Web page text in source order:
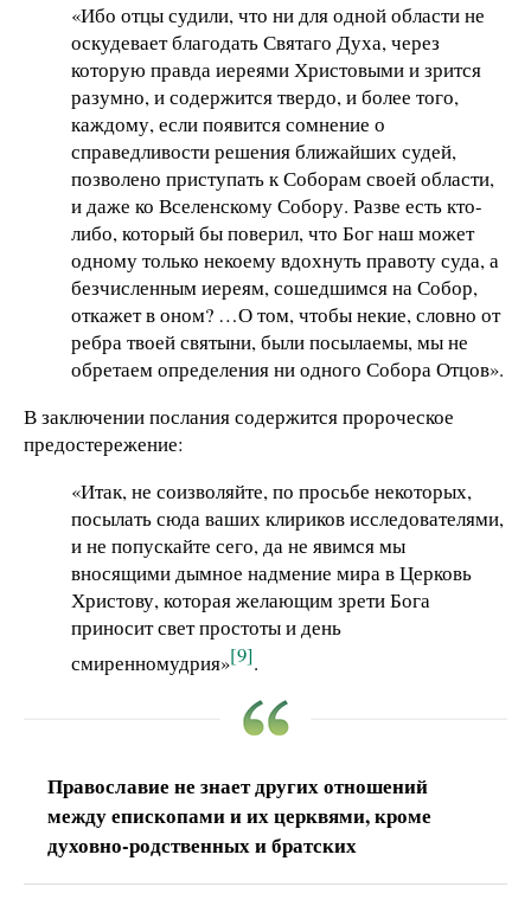
«Ибо отцы судили, что ни для одной области не
оскудевает благодать Святаго Духа, через
которую правда иереями Христовыми и зрится
разумно, и содержится твердо, и более того,
каждому, если появится сомнение о
справедливости решения ближайших судей,
позволено приступать к Соборам своей области,
и даже ко Вселенскому Собору. Разве есть кто-
либо, который бы поверил, что Бог наш может
одному только некоему вдохнуть правоту суда, а
безчисленным иереям, сошедшимся на Собор,
откажет в оном? …О том, чтобы некие, словно от
ребра твоей святыни, были посылаемы, мы не
обретаем определения ни одного Собора Отцов».
В заключении послания содержится пророческое
предостережение:
«Итак, не соизволяйте, по просьбе некоторых,
посылать сюда ваших клириков исследователями,
и не попускайте сего, да не явимся мы
вносящими дымное надмение мира в Церковь
Христову, которая желающим зрети Бога
приносит свет простоты и день
смиренномудрия»[9].
Православие не знает других отношений
между епископами и их церквями, кроме
духовно-родственных и братских